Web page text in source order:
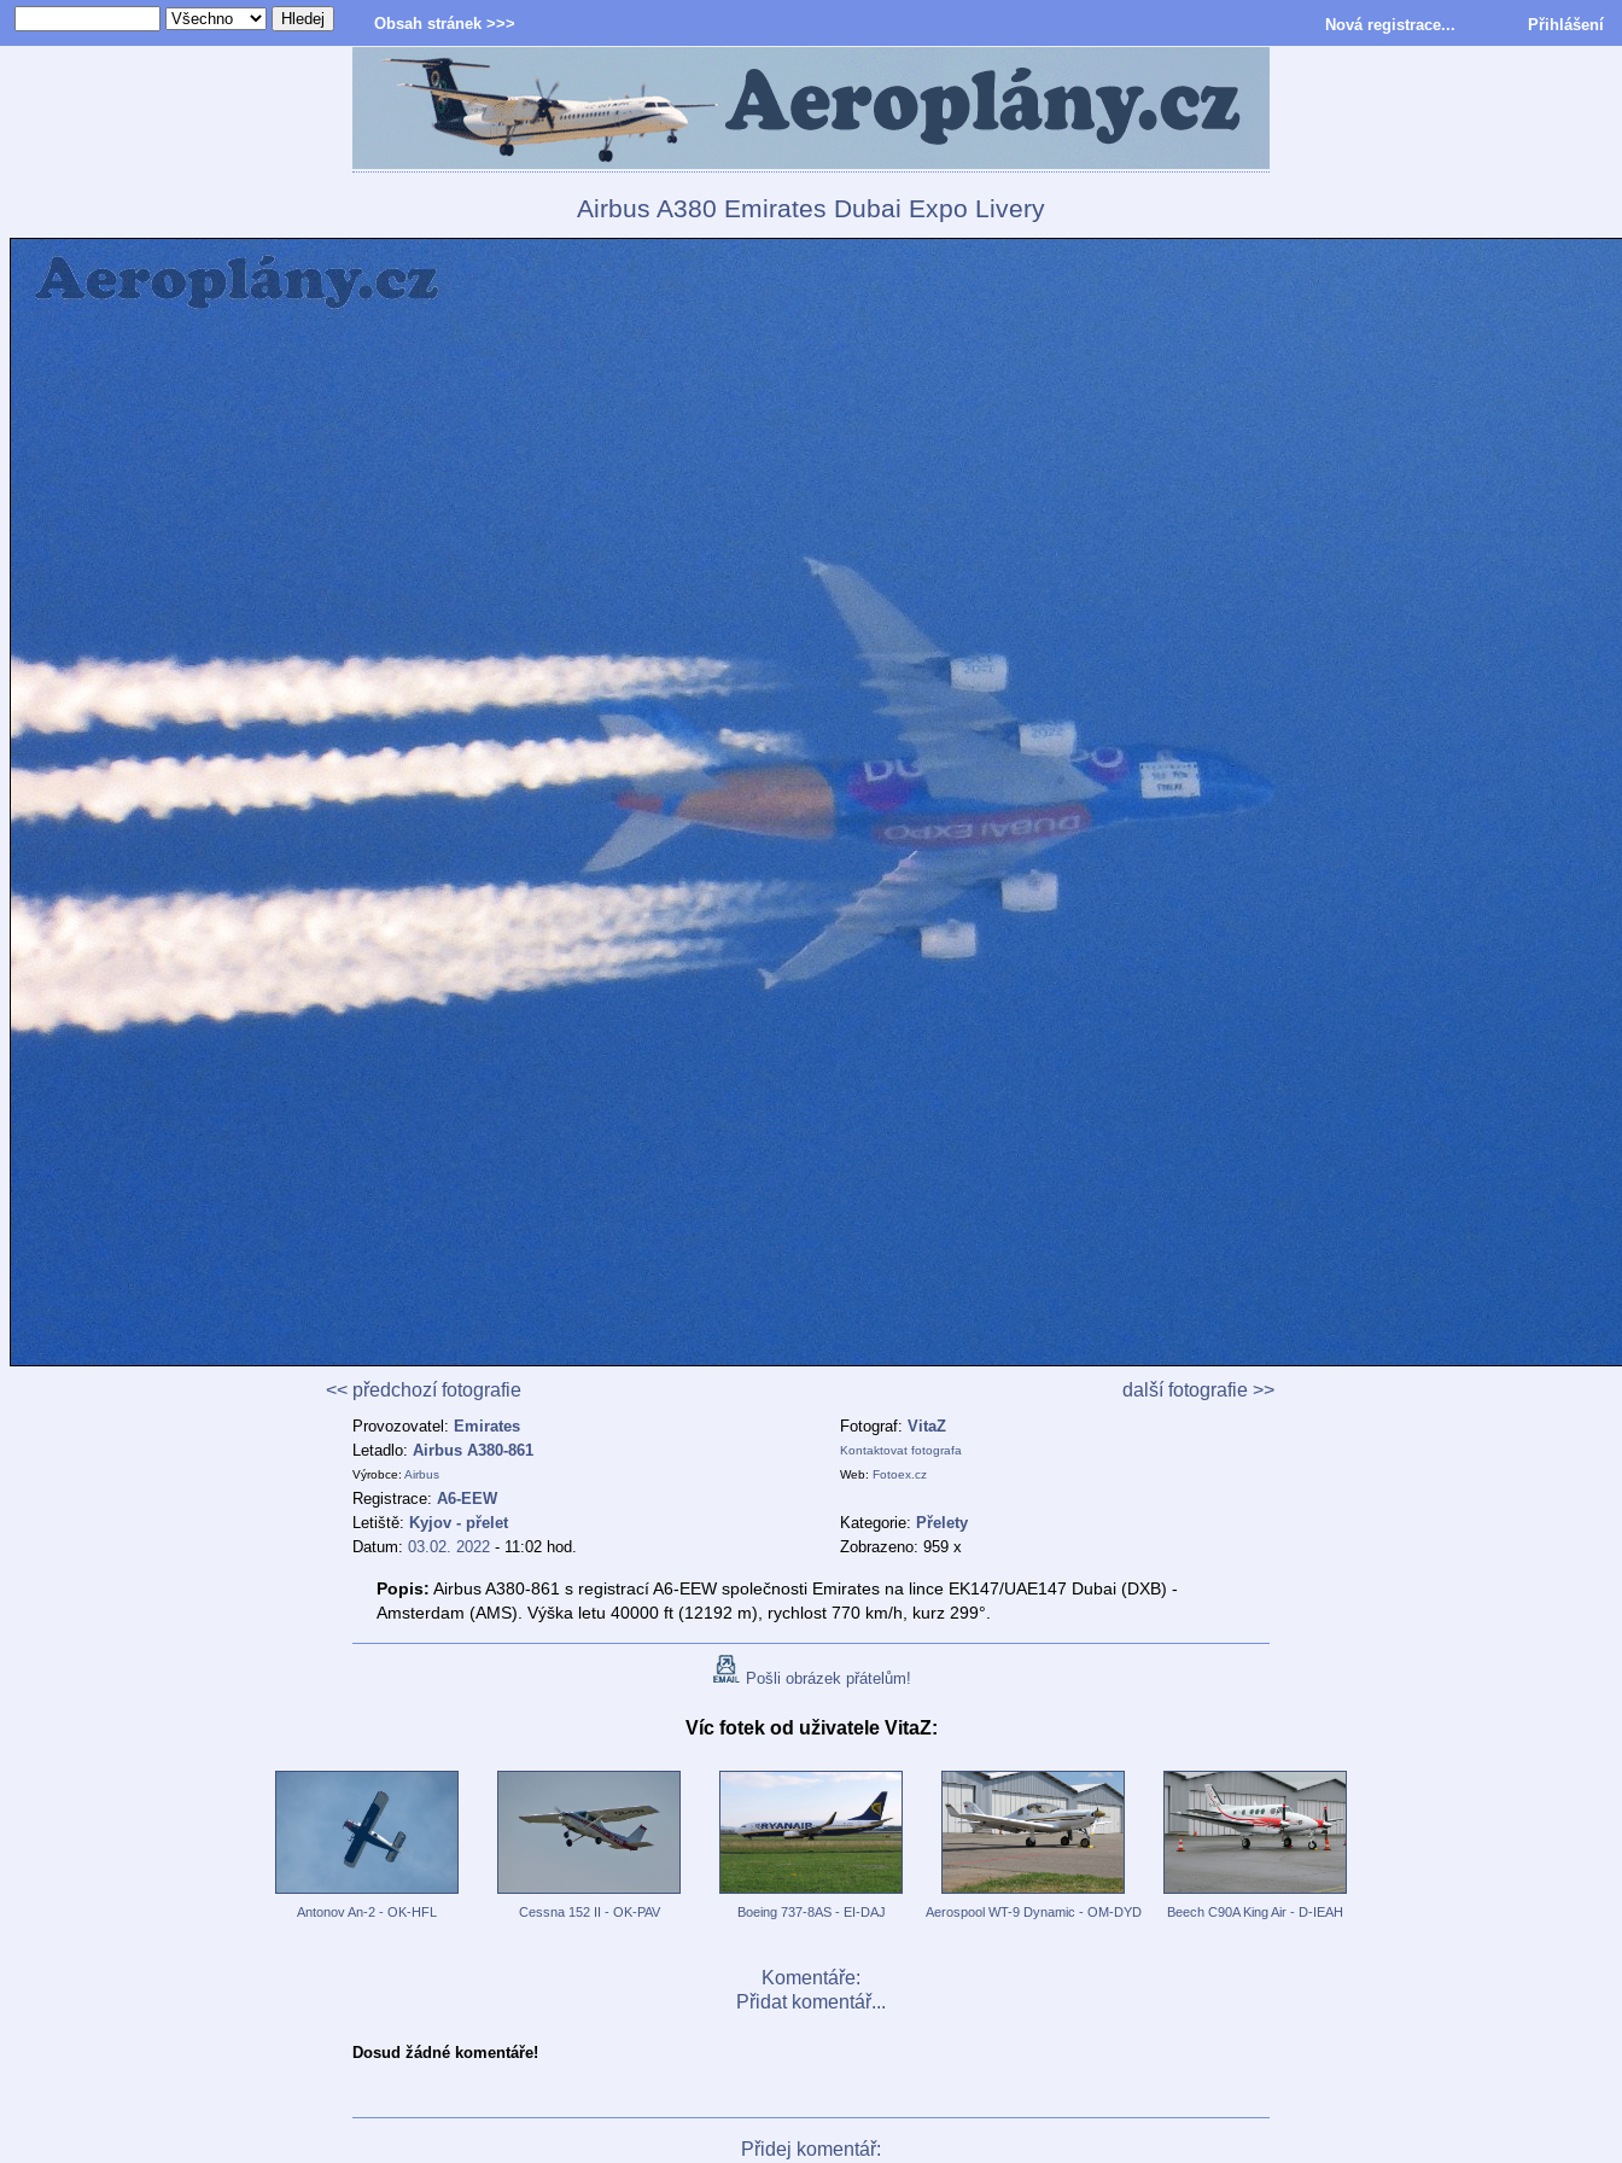
Airbus A380 Emirates Dubai Expo Livery
<< předchozí fotografie další fotografie >>
Provozovatel: Emirates
Letadlo: Airbus A380-861
Výrobce: Airbus
Registrace: A6-EEW
Letiště: Kyjov - přelet
Datum: 03.02. 2022 - 11:02 hod.
Fotograf: VitaZ
Kontaktovat fotografa
Web: Fotoex.cz
Kategorie: Přelety
Zobrazeno: 959 x
Popis: Airbus A380-861 s registrací A6-EEW společnosti Emirates na lince EK147/UAE147 Dubai (DXB) -
Amsterdam (AMS). Výška letu 40000 ft (12192 m), rychlost 770 km/h, kurz 299°.
Pošli obrázek přátelům!
Víc fotek od uživatele VitaZ:
Antonov An-2 - OK-HFL Cessna 152 II - OK-PAV Boeing 737-8AS - EI-DAJ Aerospool WT-9 Dynamic - OM-DYD Beech C90A King Air - D-IEAH
Komentáře:
Přidat komentář...
Dosud žádné komentáře!
Přidej komentář:
Obsah stránek >>> Nová registrace... Přihlášení